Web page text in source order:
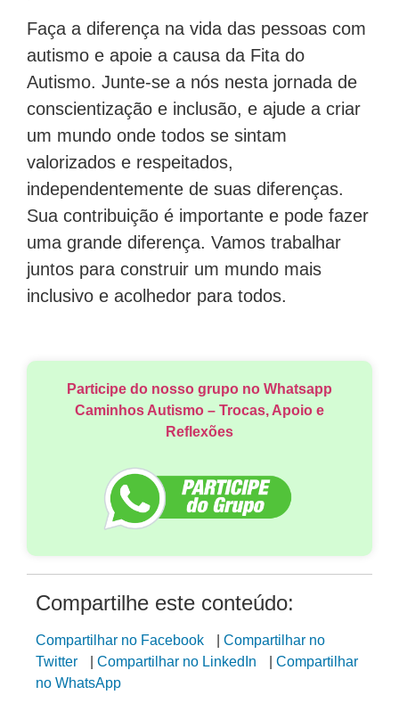
Faça a diferença na vida das pessoas com
autismo e apoie a causa da Fita do
Autismo. Junte-se a nós nesta jornada de
conscientização e inclusão, e ajude a criar
um mundo onde todos se sintam
valorizados e respeitados,
independentemente de suas diferenças.
Sua contribuição é importante e pode fazer
uma grande diferença. Vamos trabalhar
juntos para construir um mundo mais
inclusivo e acolhedor para todos.
Participe do nosso grupo no Whatsapp
Caminhos Autismo – Trocas, Apoio e
Reflexões
Compartilhe este conteúdo:
Compartilhar no Facebook
Compartilhar no
Twitter
Compartilhar no LinkedIn
Compartilhar
no WhatsApp